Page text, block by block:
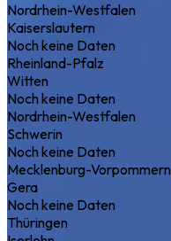
Nordrhein-Westfalen
Kaiserslautern
Noch keine Daten
Rheinland-Pfalz
Witten
Noch keine Daten
Nordrhein-Westfalen
Schwerin
Noch keine Daten
Mecklenburg-Vorpommern
Gera
Noch keine Daten
Thüringen